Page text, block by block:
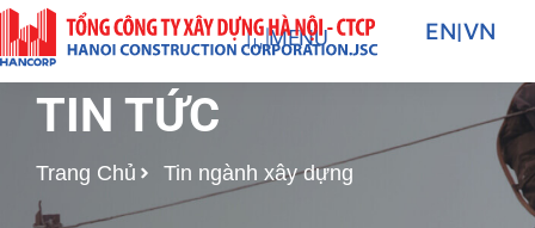
Nhảy
tới
nội
dung
MENU EN|VN
TIN TỨC
Trang Chủ Tin ngành xây dựng